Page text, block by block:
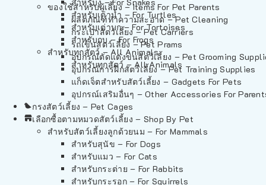
ของใช้สำหรับผู้เลี้ยง – Items For Pet Parents
ผลิตภัณฑ์ทำความสะอาด – Pet Cleaning
กระเป๋าสัตว์เลี้ยง – Pet Carriers
รถเข็นสัตว์เลี้ยง – Pet Prams
อุปกรณ์ตัดแต่งขนสัตว์เลี้ยง – Pet Grooming
อุปกรณ์การฝึกสัตว์เลี้ยง – Pet Training Supplies
แก็ดเจ็ตสำหรับสัตว์เลี้ยง – Gadgets For Pets
อุปกรณ์เสริมอื่นๆ – Other Accessories For
กรงสัตว์เลี้ยง – Pet Cages
เลือกซื้อตามหมวดสัตว์เลี้ยง – Shop By Pet
สำหรับสัตว์เลี้ยงลูกด้วยนม – For Mammals
สำหรับสุนัข – For Dogs
สำหรับแมว – For Cats
สำหรับกระต่าย – For Rabbits
สำหรับกระรอก – For Squirrels
สำหรับเต่าน้ำ – For Turtles
สำหรับเต่าบก – For Tortoises
สำหรับกบ – For Frogs
สำหรับทุกสัตว์ – All Animals
สำหรับทุกสัตว์ – All Animals